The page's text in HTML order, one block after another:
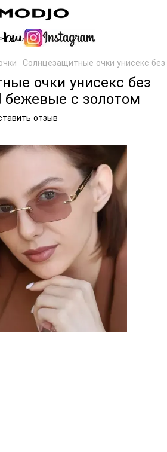
Солнцезащитные очки унисекс
очки унисекс без
бежевые с золотом
отзыв